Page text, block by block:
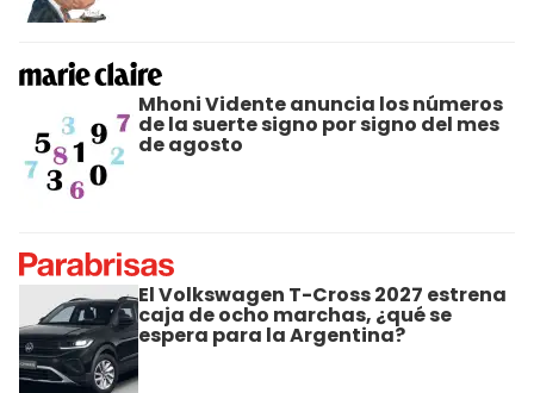
Mhoni Vidente anuncia los números
de la suerte signo por signo del mes
de agosto
El Volkswagen T-Cross 2027 estrena
caja de ocho marchas, ¿qué se
espera para la Argentina?